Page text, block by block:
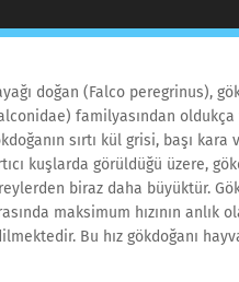
doğan (Falco peregrinus),
familyasından oldukça
sırtı kül grisi, başı
kuşlarda görüldüğü üzere,
biraz daha büyüktür.
maksimum hızının
Bu hız gökdoğanı